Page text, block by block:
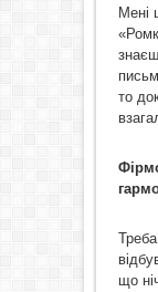
Мені
то
що